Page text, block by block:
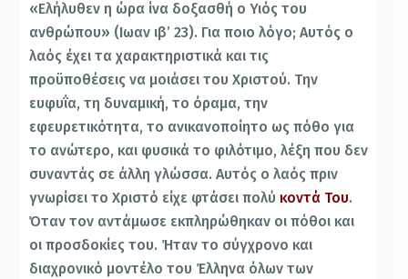
«Ελήλυθεν η ώρα ίνα δοξασθή ο Υιός του
ανθρώπου» (Ιωαν ιβ’ 23). Για ποιο λόγο; Αυτός ο
λαός έχει τα χαρακτηριστικά και τις
προϋποθέσεις να μοιάσει του Χριστού. Την
ευφυΐα, τη δυναμική, το όραμα, την
εφευρετικότητα, το ανικανοποίητο ως πόθο για
το ανώτερο, και φυσικά το φιλότιμο, λέξη που δεν
συναντάς σε άλλη γλώσσα. Αυτός ο λαός πριν
γνωρίσει το Χριστό είχε φτάσει πολύκοντά Του.
Όταν τον αντάμωσε εκπληρώθηκαν οι πόθοι και
οι προσδοκίες του. Ήταν το σύγχρονο και
διαχρονικό μοντέλο του Έλληνα όλων των